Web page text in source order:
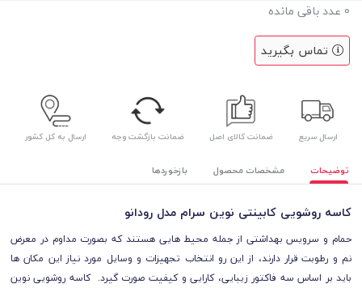
0 عدد باقی مانده
تماس بگیرید
ارسال سریع ضمانت کالای اصل ضمانت بازگشت وجه ارسال به کل کشور
توضیحات مشخصات محصول بازخوردها
کاسه روشویی کابینتی نوین سرام مدل رودانو
حمام و سرویس بهداشتی از جمله محیط هایی هستند که بصورت مداوم در معرض
نم و رطوبت قرار دارند، از این رو انتخاب تجهیزات و وسایل مورد نیاز این مکان ها
باید بر اساس سه فاکتور زیبایی، کارایی و کیفیت صورت گیرد. کاسه روشویی نوین